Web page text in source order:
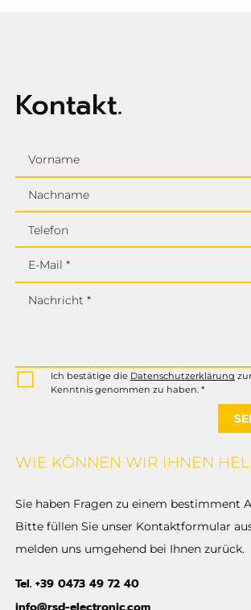
Kontakt.
Vorname
Nachname
Telefon
E-Mail *
Nachricht *
Ich bestätige die Datenschutzerklärung zur
Kenntnis genommen zu haben. *
WIE KÖNNEN WIR IHNEN
Sie haben Fragen zu einem bestimment
Bitte füllen Sie unser Kontaktformular
melden uns umgehend bei Ihnen zurück.
Tel. +39 0473 49 72 40